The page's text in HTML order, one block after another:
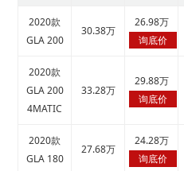
2020款
GLA 200
30.38万
26.98万
询底价
↓
2020款
GLA 200
4MATIC
33.28万
29.88万
询底价
↓
2020款
GLA 180
27.68万
24.28万
询底价
↓